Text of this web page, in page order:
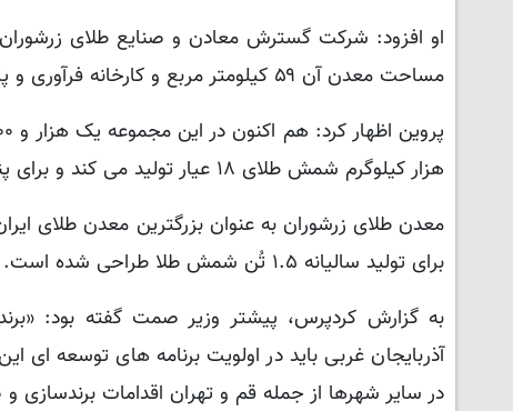
او افزود: شرکت گسترش معادن و صنایع طلای
مساحت معدن آن ۵۹ کیلومتر مربع و کارخانه فرآوری و پایین دستی آن نیز ۱۵۰ هکتار مساحت دارد.
هزار کیلوگرم شمش طلای ۱۸ عیار تولید می کند و برای پنج هزار نفر هم به صورت غیرمستقیم شغل ایجاد کرده است.
برای تولید سالیانه ۱.۵ تُن شمش طلا طراحی شده است.
به گزارش کردپرس، پیشتر وزیر صمت گفته بود:
آذربایجان غربی باید در اولویت برنامه های توسعه ای
در سایر شهرها از جمله قم و تهران اقدامات برندسازی